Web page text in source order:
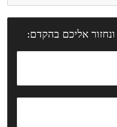
אליכם בהקדם: